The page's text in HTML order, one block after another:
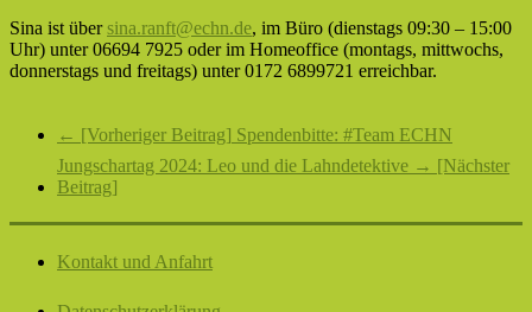
Sina ist übersina.ranft@echn.de, im Büro (dienstags 09:30 – 15:00
Uhr) unter 06694 7925 oder im Homeoffice (montags, mittwochs,
donnerstags und freitags) unter 0172 6899721 erreichbar.
← [Vorheriger Beitrag] Spendenbitte: #Team ECHN
Jungschartag 2024: Leo und die Lahndetektive → [Nächster
Beitrag]
Kontakt und Anfahrt